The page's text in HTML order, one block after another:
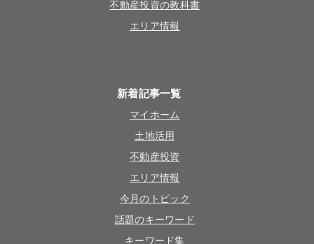
不動産投資の教科書
エリア情報
新着記事一覧
マイホーム
土地活用
不動産投資
エリア情報
今月のトピック
話題のキーワード
キーワード集